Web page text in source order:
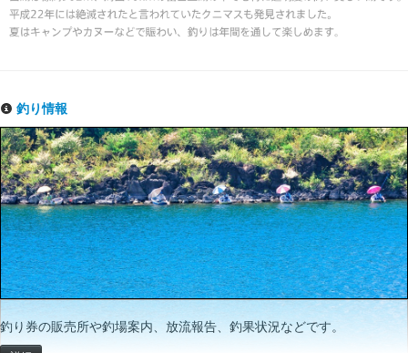
釣り情報
釣り券の販売所や釣場案内、放流報告、釣果状況などです。